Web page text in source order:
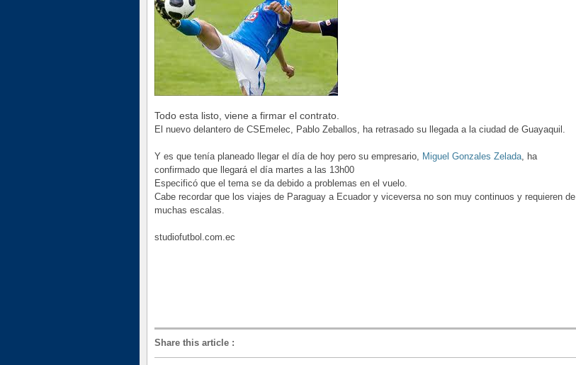
Todo esta listo, viene a firmar el contrato.
El nuevo delantero de CSEmelec, Pablo Zeballos, ha retrasado su llegada a la ciudad de Guayaquil.
Y es que tenía planeado llegar el día de hoy pero su empresario, Miguel Gonzales Zelada , ha
confirmado que llegará el día martes a las 13h00
Especificó que el tema se da debido a problemas en el vuelo.
Cabe recordar que los viajes de Paraguay a Ecuador y viceversa no son muy continuos y requieren de
muchas escalas.
studiofutbol.com.ec
Share this article :